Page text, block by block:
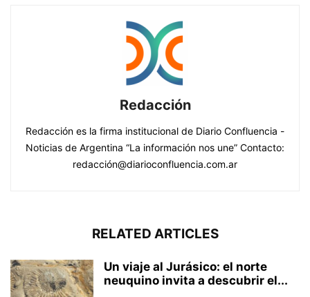
Redacción
Redacción es la firma institucional de Diario Confluencia -
Noticias de Argentina “La información nos une” Contacto:
redacción@diarioconfluencia.com.ar
RELATED ARTICLES
Un viaje al Jurásico: el norte
neuquino invita a descubrir el...